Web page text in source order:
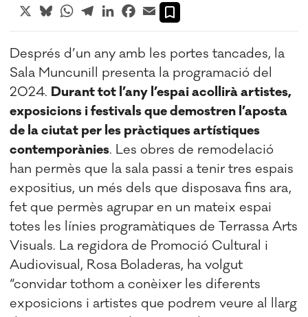
X BlueskyWhatsApp
TelegramLinkedInFacebook
Email
Després d’un any amb les portes tancades, la
Sala Muncunill presenta la programació del
2024. Durant tot l’any l’espai acollirà artistes,
exposicions i festivals que demostren l’aposta
de la ciutat per les pràctiques artístiques
contemporànies. Les obres de remodelació
han permès que la sala passi a tenir tres espais
expositius, un més dels que disposava fins ara,
fet que permès agrupar en un mateix espai
totes les línies programàtiques de Terrassa Arts
Visuals. La regidora de Promoció Cultural i
Audiovisual, Rosa Boladeras, ha volgut
“convidar tothom a conèixer les diferents
exposicions i artistes que podrem veure al llarg